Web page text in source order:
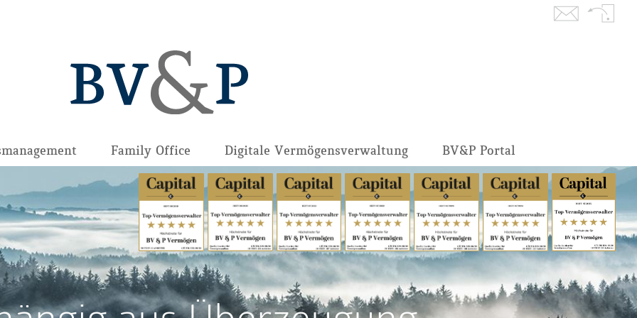
Family Office Digitale Vermögensverwaltung BV&P Portal